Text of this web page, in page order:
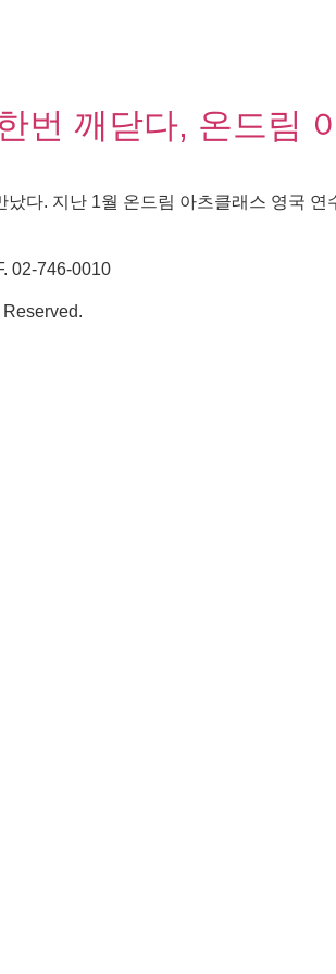
번 깨닫다, 온드림
다. 지난 1월 온드림 아츠클래스 영국
02-746-0010